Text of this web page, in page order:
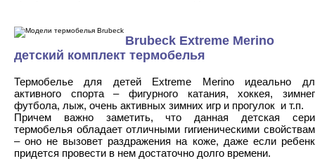
Brubeck Extreme Merino
детский комплект термобелья
Термобелье для детей Extreme Merino идеально
активного спорта – фигурного катания, хоккея,
футбола, лыж, очень активных зимних игр и прогулок и т.п.
Причем важно заметить, что данная детская
термобелья обладает отличными гигиеническими
– оно не вызовет раздражения на коже, даже если
придется провести в нем достаточно долго времени.